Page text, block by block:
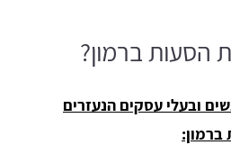
ברמון?
ובעלי עסקים הנעזרים